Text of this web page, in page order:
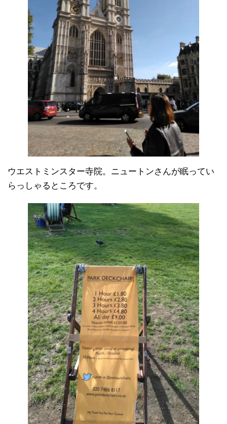
ウエストミンスター寺院。ニュートンさんが眠ってい
らっしゃるところです。